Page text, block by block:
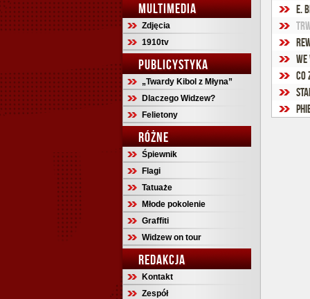
MULTIMEDIA
Zdjęcia
1910tv
PUBLICYSTYKA
„Twardy Kibol z Młyna”
Dlaczego Widzew?
Felietony
RÓŻNE
Śpiewnik
Flagi
Tatuaże
Młode pokolenie
Graffiti
Widzew on tour
REDAKCJA
Kontakt
Zespół
E.
Co